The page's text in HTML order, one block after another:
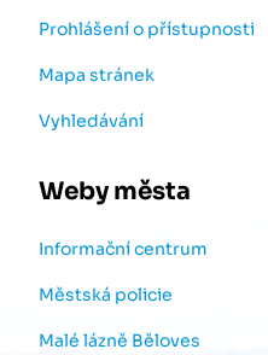
Prohlášení o přístupnosti
Mapa stránek
Vyhledávání
Weby města
Informační centrum
Městská policie
Malé lázně Běloves